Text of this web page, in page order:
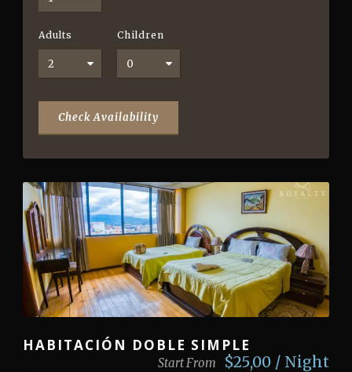
Adults Children
HABITACIÓN DOBLE SIMPLE
Start From $25,00 / Night